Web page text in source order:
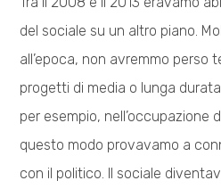
del sociale su un altro piano.
all’epoca, non avremmo perso
progetti di media o lunga
per esempio, nell’occupazione
questo modo provavamo a
con il politico. Il sociale